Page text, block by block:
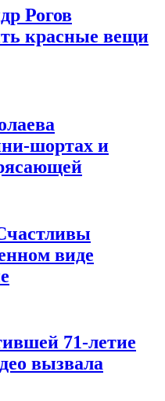
Рогов
красные вещи
шортах и
виде
71-летие
вызвала